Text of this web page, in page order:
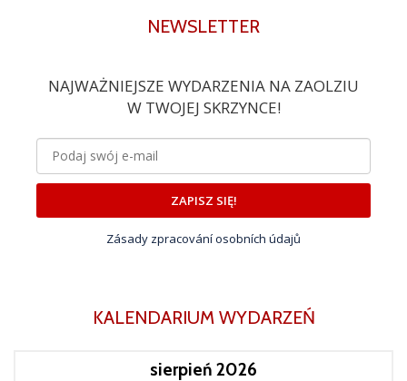
NEWSLETTER
NAJWAŻNIEJSZE WYDARZENIA NA ZAOLZIU
W TWOJEJ SKRZYNCE!
ZAPISZ SIĘ!
Zásady zpracování osobních údajů
KALENDARIUM WYDARZEŃ
sierpień 2026